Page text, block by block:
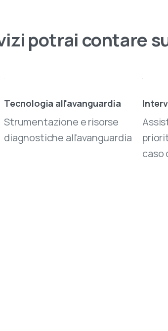
potrai contare
Tecnologia all'avanguardia
Strumentazione e risorse
diagnostiche all'avanguardia
caso